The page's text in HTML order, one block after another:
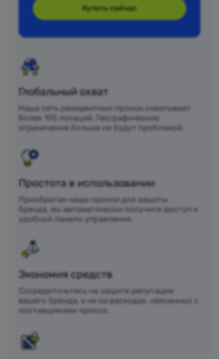
Купить сейчас
Глобальный охват
Наша сеть резидентных прокси охватывает
более 195 локаций. Географические
ограничения больше не будут проблемой.
Простота в использовании
Приобретая наши прокси для защиты
бренда, вы автоматически получите доступ к
удобной панели управления.
Экономия средств
Сосредоточьтесь на защите репутации
вашего бренда, а не на расходах, связанных с
поставщиками прокси.